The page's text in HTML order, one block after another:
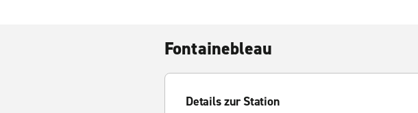
Fontainebleau
Details zur Station